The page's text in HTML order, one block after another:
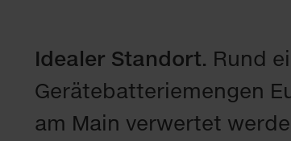
Idealer Standort. Rund
Gerätebatteriemengen
am Main verwertet